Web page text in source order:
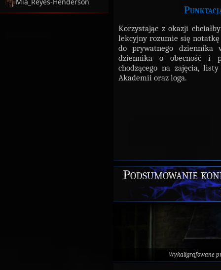
Korzystając z okazji
lekcyjny rozumie się notatkę
do prywatnego dziennika
dziennika o obecność i
chodzącego na zajęcia,
Akademii oraz loga.
Podsumowanie
Wykaligrafowane